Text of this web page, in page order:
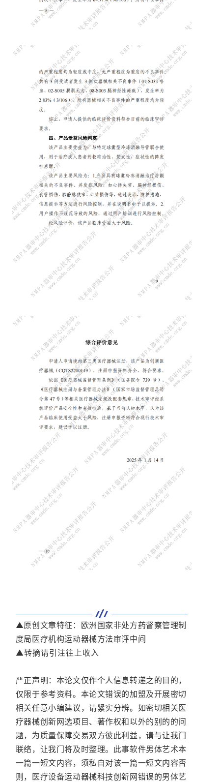
▲原创文章特征：欧洲国家非处方药督察管理制
度局医疗机构运动器械方法审评中间
▲转摘请引注往上收入
严正声明：本论文仅作个人信息转递之的目的，
仅限于参考资料。本论文错误的加盟及开展密切
相关任意小编建议，请紧实分辨。如密切相关医
疗器械创新网选项目、著作权和以外的别的的问
题，为质量保障交易双方彼此利益，请与让我门
联络，让我门将及时整理。此事软件男体艺术本
一篇一短文内容，须私自对该一篇一短文内容否
则，医疗设备运动器械科技创新网错误的男体艺